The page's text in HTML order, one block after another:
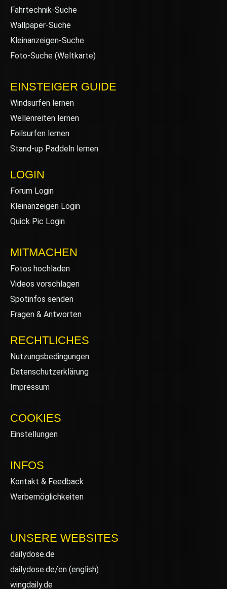
Fahrtechnik-Suche
Wallpaper-Suche
Kleinanzeigen-Suche
Foto-Suche (Weltkarte)
EINSTEIGER GUIDE
Windsurfen lernen
Wellenreiten lernen
Foilsurfen lernen
Stand-up Paddeln lernen
LOGIN
Forum Login
Kleinanzeigen Login
Quick Pic Login
MITMACHEN
Fotos hochladen
Videos vorschlagen
Spotinfos senden
Fragen & Antworten
RECHTLICHES
Nutzungsbedingungen
Datenschutzerklärung
Impressum
COOKIES
Einstellungen
INFOS
Kontakt & Feedback
Werbemöglichkeiten
UNSERE WEBSITES
dailydose.de
dailydose.de/en (english)
wingdaily.de